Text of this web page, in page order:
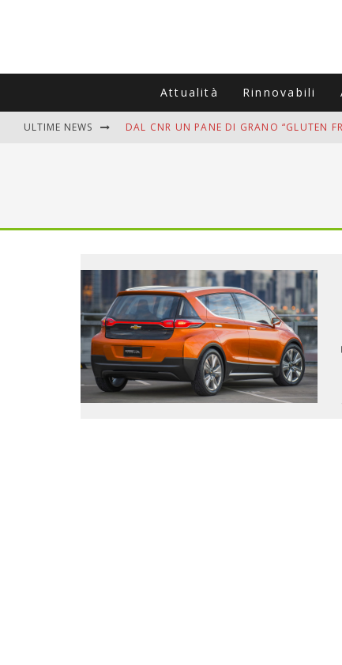
Attualità Rinnovabili
ULTIME NEWS DAL CNR UN PANE DI GRANO “GLUTEN